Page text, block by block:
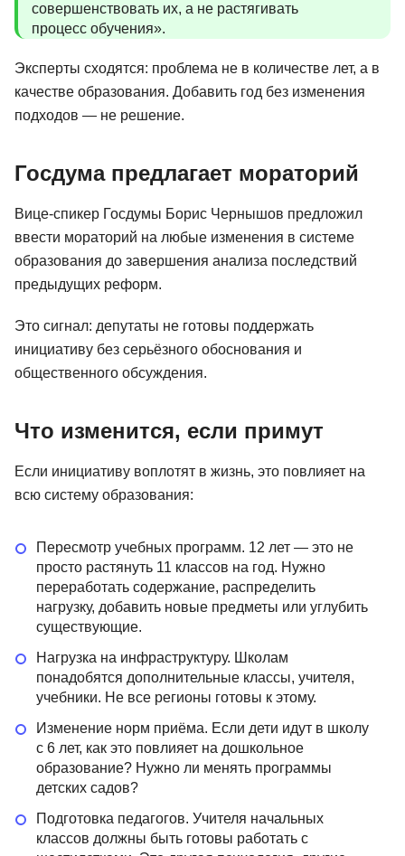
совершенствовать их, а не растягивать
процесс обучения».
Эксперты сходятся: проблема не в количестве лет, а в
качестве образования. Добавить год без изменения
подходов — не решение.
Госдума предлагает мораторий
Вице-спикер Госдумы Борис Чернышов предложил
ввести мораторий на любые изменения в системе
образования до завершения анализа последствий
предыдущих реформ.
Это сигнал: депутаты не готовы поддержать
инициативу без серьёзного обоснования и
общественного обсуждения.
Что изменится, если примут
Если инициативу воплотят в жизнь, это повлияет на
всю систему образования:
Пересмотр учебных программ. 12 лет — это не
просто растянуть 11 классов на год. Нужно
переработать содержание, распределить
нагрузку, добавить новые предметы или углубить
существующие.
Нагрузка на инфраструктуру. Школам
понадобятся дополнительные классы, учителя,
учебники. Не все регионы готовы к этому.
Изменение норм приёма. Если дети идут в школу
с 6 лет, как это повлияет на дошкольное
образование? Нужно ли менять программы
детских садов?
Подготовка педагогов. Учителя начальных
классов должны быть готовы работать с